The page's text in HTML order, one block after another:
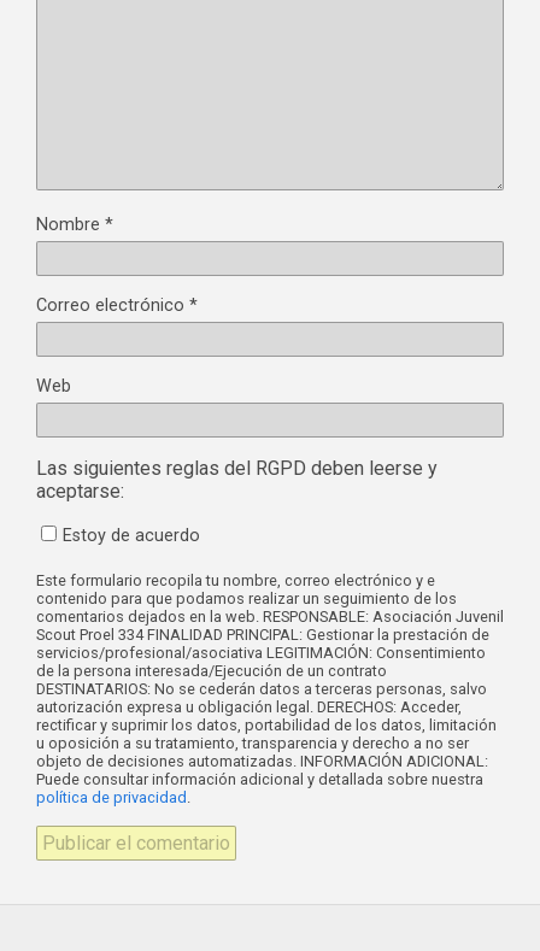
Nombre *
Correo electrónico *
Web
Las siguientes reglas del RGPD deben leerse y
aceptarse:
Estoy de acuerdo
Este formulario recopila tu nombre, correo electrónico y e
contenido para que podamos realizar un seguimiento de los
comentarios dejados en la web. RESPONSABLE: Asociación Juvenil
Scout Proel 334 FINALIDAD PRINCIPAL: Gestionar la prestación de
servicios/profesional/asociativa LEGITIMACIÓN: Consentimiento
de la persona interesada/Ejecución de un contrato
DESTINATARIOS: No se cederán datos a terceras personas, salvo
autorización expresa u obligación legal. DERECHOS: Acceder,
rectificar y suprimir los datos, portabilidad de los datos, limitación
u oposición a su tratamiento, transparencia y derecho a no ser
objeto de decisiones automatizadas. INFORMACIÓN ADICIONAL:
Puede consultar información adicional y detallada sobre nuestra
política de privacidad